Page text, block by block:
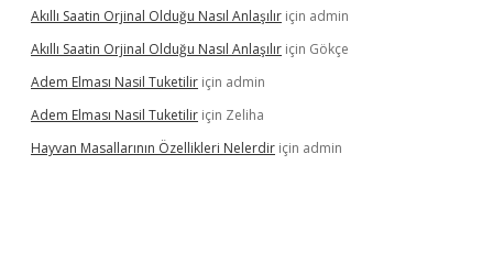
Akıllı Saatin Orjinal Olduğu Nasıl Anlaşılır için admin
Akıllı Saatin Orjinal Olduğu Nasıl Anlaşılır için Gökçe
Adem Elması Nasil Tuketilir için admin
Adem Elması Nasil Tuketilir için Zeliha
Hayvan Masallarının Özellikleri Nelerdir için admin